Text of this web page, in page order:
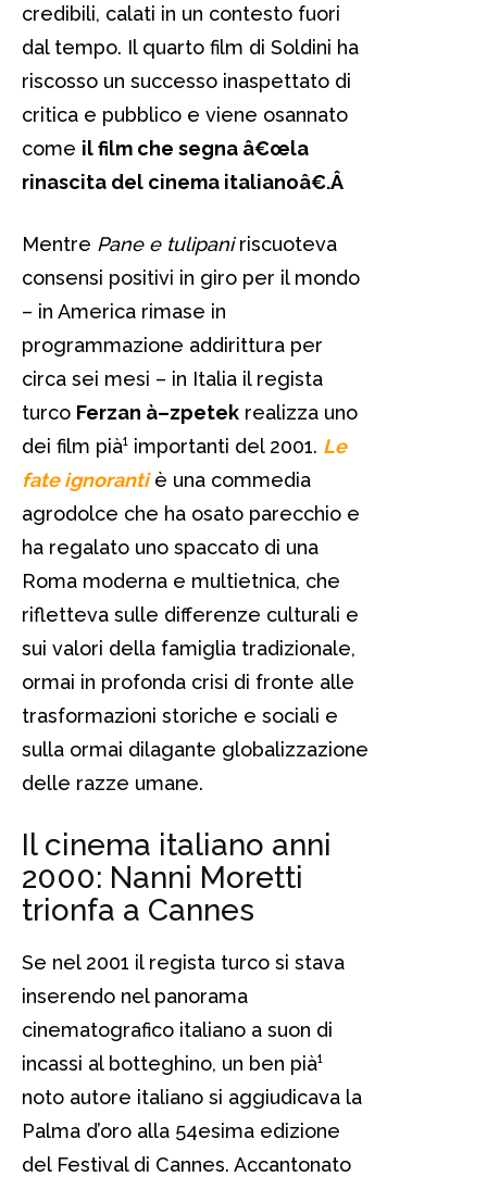
credibili, calati in un contesto fuori
dal tempo. Il quarto film di Soldini ha
riscosso un successo inaspettato di
critica e pubblico e viene osannato
come il film che segna â€œla
rinascita del cinema italianoâ€.Â
Mentre Pane e tulipaniriscuoteva
consensi positivi in giro per il mondo
– in America rimase in
programmazione addirittura per
circa sei mesi – in Italia il regista
turco Ferzan à–zpetek realizza uno
dei film pià¹ importanti del 2001. Le
fate ignorantiè una commedia
agrodolce che ha osato parecchio e
ha regalato uno spaccato di una
Roma moderna e multietnica, che
rifletteva sulle differenze culturali e
sui valori della famiglia tradizionale,
ormai in profonda crisi di fronte alle
trasformazioni storiche e sociali e
sulla ormai dilagante globalizzazione
delle razze umane.
Il cinema italiano anni
2000: Nanni Moretti
trionfa a Cannes
Se nel 2001 il regista turco si stava
inserendo nel panorama
cinematografico italiano a suon di
incassi al botteghino, un ben pià¹
noto autore italiano si aggiudicava la
Palma d’oro alla 54esima edizione
del Festival di Cannes. Accantonato